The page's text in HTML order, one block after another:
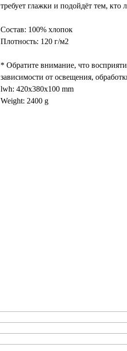
требует глажки и подойдёт тем,
Состав: 100% хлопок
Плотность: 120 г/м2
* Обратите внимание, что
зависимости от освещения,
lwh: 420x380x100 mm
Weight: 2400 g